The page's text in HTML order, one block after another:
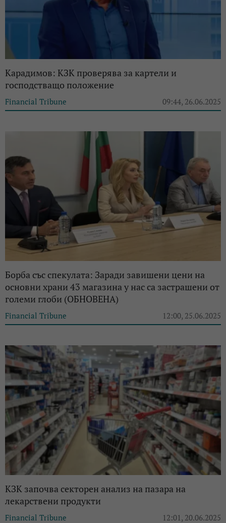
Карадимов: КЗК проверява за картели и
господстващо положение
Financial Tribune 09:44, 26.06.2025
Борба със спекулата: Заради завишени цени на
основни храни 43 магазина у нас са застрашени от
големи глоби (ОБНОВЕНА)
Financial Tribune 12:00, 25.06.2025
КЗК започва секторен анализ на пазара на
лекарствени продукти
Financial Tribune 12:01, 20.06.2025